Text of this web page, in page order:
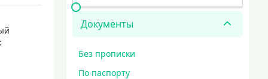
всему миру. они предоставляют держателям множество
Документы
Без прописки
По паспорту